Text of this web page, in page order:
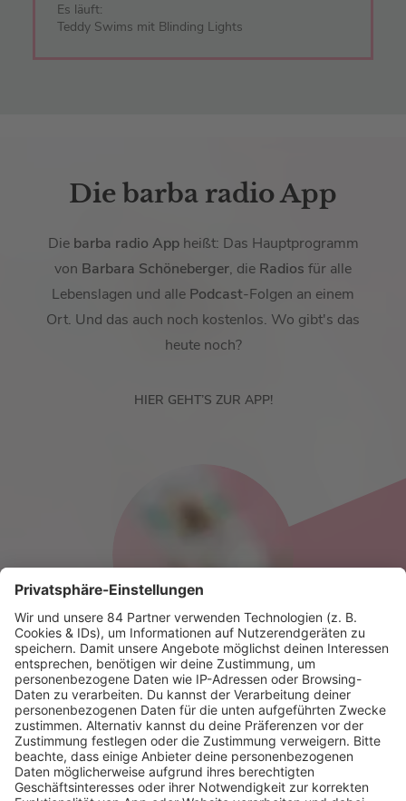
Es läuft:
Teddy Swims mit Blinding Lights
Die barba radio App
Diebarba radio Appheißt: Das Hauptprogramm
von Barbara Schöneberger, die Radios für alle
Lebenslagen und alle Podcast-Folgen an einem
Ort. Und das auch noch kostenlos. Wo gibt's das
heute noch?
HIER GEHT’S ZUR APP!
HOME
RADIOS